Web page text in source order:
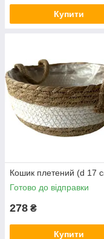
Купити
Кошик плетений (d 17
Готово до відправки
278 ₴
Купити